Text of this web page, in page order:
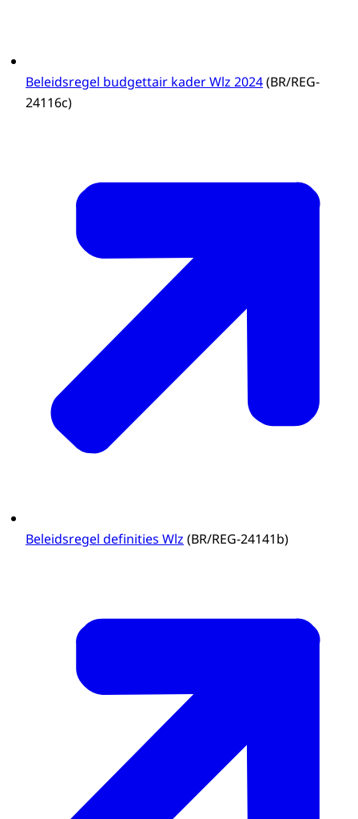
Beleidsregel budgettair kader Wlz 2024(BR/REG-
24116c)
Beleidsregel definities Wlz (BR/REG-24141b)